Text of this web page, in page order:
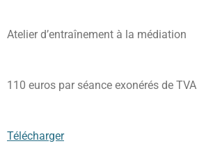
Atelier d’entraînement à la médiation
110 euros par séance exonérés de TVA
Télécharger